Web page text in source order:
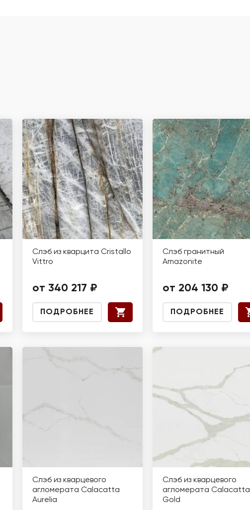
Слэб из кварцита Cristallo
Vittro
от 340 217 ₽
ПОДРОБНЕЕ
Слэб гранитный
Amazonite
от 204 130 ₽
ПОДРОБНЕЕ
Слэб из кварцевого
агломерата Calacatta
Aurelia
Слэб из кварцевого
агломерата Calacatta
Gold